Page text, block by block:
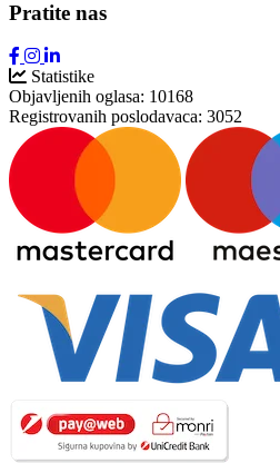
Pratite nas
Statistike
Objavljenih oglasa: 10168
Registrovanih poslodavaca: 3052